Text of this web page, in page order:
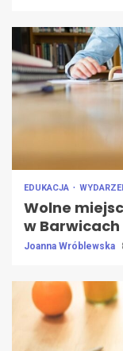
EDUKACJA
Wolne
w
Joanna Wróblewska